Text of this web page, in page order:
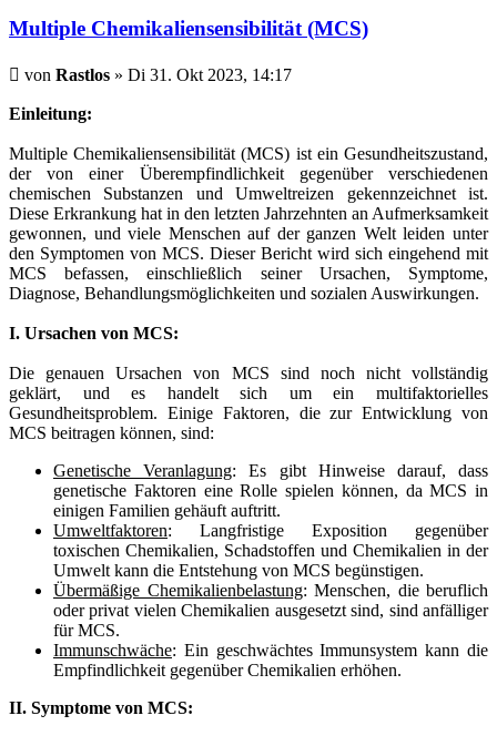
Multiple Chemikaliensensibilität (MCS)
Beitrag
von Rastlos » Di 31. Okt 2023, 14:17
Einleitung:
Multiple Chemikaliensensibilität (MCS) ist ein Gesundheitszustand,
der von einer Überempfindlichkeit gegenüber verschiedenen
chemischen Substanzen und Umweltreizen gekennzeichnet ist.
Diese Erkrankung hat in den letzten Jahrzehnten an Aufmerksamkeit
gewonnen, und viele Menschen auf der ganzen Welt leiden unter
den Symptomen von MCS. Dieser Bericht wird sich eingehend mit
MCS befassen, einschließlich seiner Ursachen, Symptome,
Diagnose, Behandlungsmöglichkeiten und sozialen Auswirkungen.
I. Ursachen von MCS:
Die genauen Ursachen von MCS sind noch nicht vollständig
geklärt, und es handelt sich um ein multifaktorielles
Gesundheitsproblem. Einige Faktoren, die zur Entwicklung von
MCS beitragen können, sind:
Genetische Veranlagung: Es gibt Hinweise darauf, dass
genetische Faktoren eine Rolle spielen können, da MCS in
einigen Familien gehäuft auftritt.
Umweltfaktoren: Langfristige Exposition gegenüber
toxischen Chemikalien, Schadstoffen und Chemikalien in der
Umwelt kann die Entstehung von MCS begünstigen.
Übermäßige Chemikalienbelastung: Menschen, die beruflich
oder privat vielen Chemikalien ausgesetzt sind, sind anfälliger
für MCS.
Immunschwäche: Ein geschwächtes Immunsystem kann die
Empfindlichkeit gegenüber Chemikalien erhöhen.
II. Symptome von MCS: